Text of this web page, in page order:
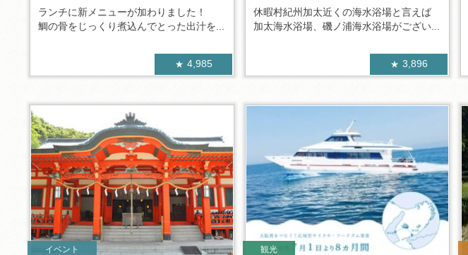
ランチに新メニューが加わりました！
鯛の骨をじっくり煮込んでとった出汁を...
4,985
休暇村紀州加太近くの海水浴場と言えば
加太海水浴場、磯ノ浦海水浴場がござい...
3,896
イベント 観光